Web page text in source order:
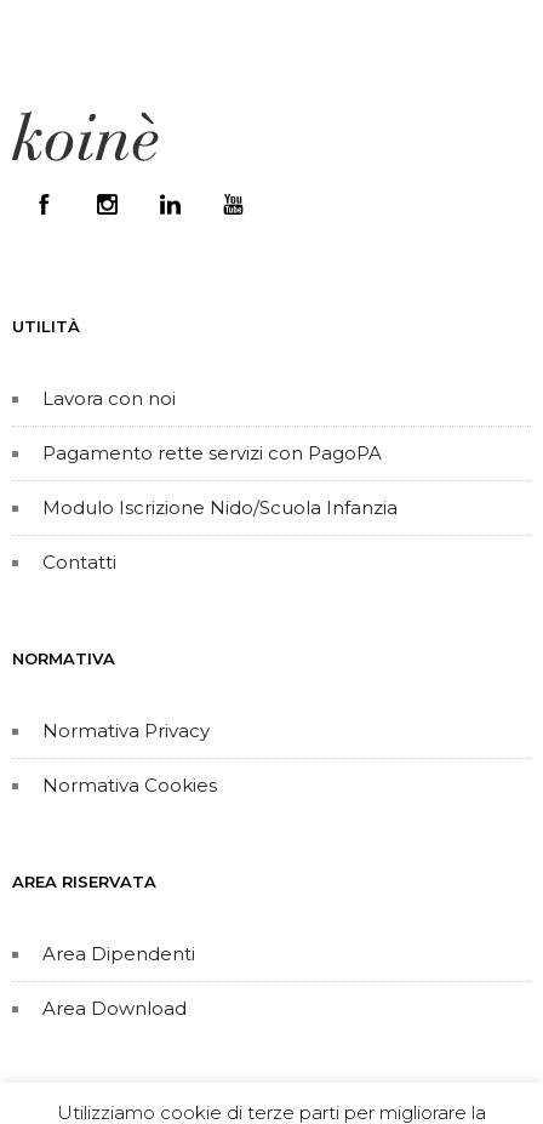
UTILITÀ
Lavora con noi
Pagamento rette servizi con PagoPA
Modulo Iscrizione Nido/Scuola Infanzia
Contatti
NORMATIVA
Normativa Privacy
Normativa Cookies
AREA RISERVATA
Area Dipendenti
Area Download
Utilizziamo cookie di terze parti per migliorare la